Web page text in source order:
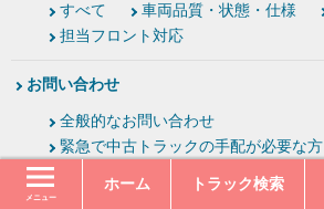
メニュー
ホーム トラック検索
すべて 車両品質・状態・仕様
担当フロント対応
お問い合わせ
全般的なお問い合わせ
緊急で中古トラックの手配が必要な方
よくあるご質問